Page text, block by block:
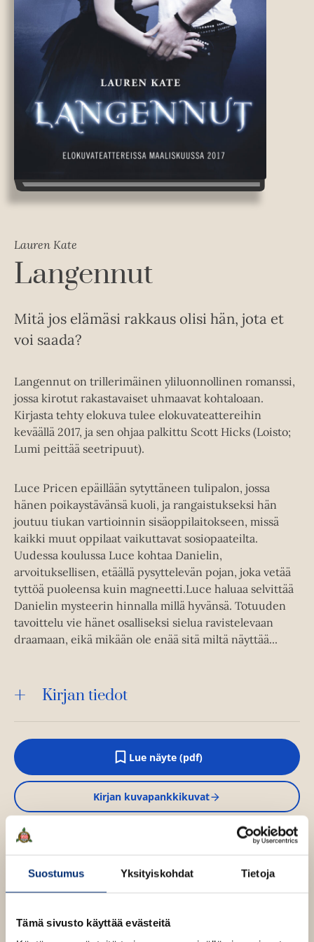
Suostumus Yksityiskohdat Tietoja
Tämä sivusto käyttää evästeitä
Lauren Kate
Langennut
Mitä jos elämäsi rakkaus olisi hän, jota et
voi saada?
Langennut on trillerimäinen yliluonnollinen romanssi,
jossa kirotut rakastavaiset uhmaavat kohtaloaan.
Kirjasta tehty elokuva tulee elokuvateattereihin
keväällä 2017, ja sen ohjaa palkittu Scott Hicks (Loisto;
Lumi peittää seetripuut).
Luce Pricen epäillään sytyttäneen tulipalon, jossa
hänen poikaystävänsä kuoli, ja rangaistukseksi hän
joutuu tiukan vartioinnin sisäoppilaitokseen, missä
kaikki muut oppilaat vaikuttavat sosiopaateilta.
Uudessa koulussa Luce kohtaa Danielin,
arvoituksellisen, etäällä pysyttelevän pojan, joka vetää
tyttöä puoleensa kuin magneetti.Luce haluaa selvittää
Danielin mysteerin hinnalla millä hyvänsä. Totuuden
tavoittelu vie hänet osalliseksi sielua ravistelevaan
draamaan, eikä mikään ole enää sitä miltä näyttää...
Kirjan tiedot
Lue näyte (pdf)
A
u
k
e
a
e
e
ä
l
Kirjan kuvapankkikuvat
u
o